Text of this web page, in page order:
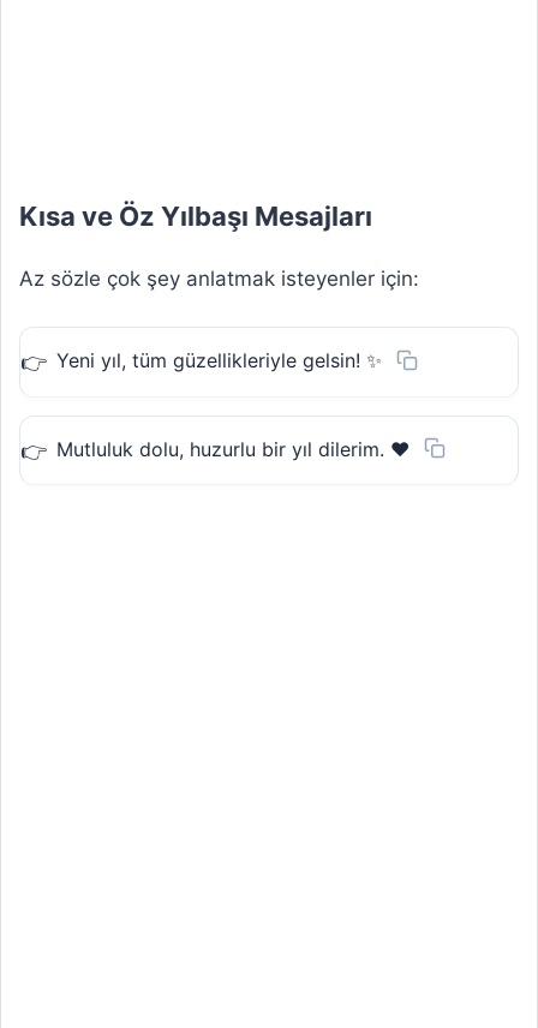
Kısa ve Öz Yılbaşı Mesajları
Az sözle çok şey anlatmak isteyenler için:
Yeni yıl, tüm güzellikleriyle gelsin! ✨
Mutluluk dolu, huzurlu bir yıl dilerim. ❤️